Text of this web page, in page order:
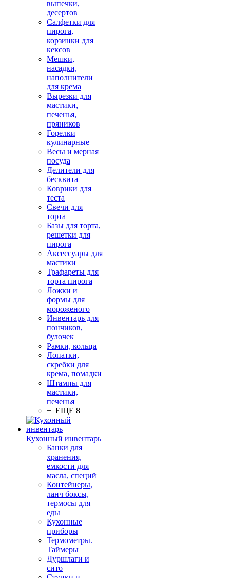
выпечки,
десертов
Салфетки для
пирога,
корзинки для
кексов
Мешки,
насадки,
наполнители
для крема
Вырезки для
мастики,
печенья,
пряников
Горелки
кулинарные
Весы и мерная
посуда
Делители для
бесквита
Коврики для
теста
Свечи для
торта
Базы для торта,
решетки для
пирога
Аксессуары для
мастики
Трафареты для
торта пирога
Ложки и
формы для
мороженого
Инвентарь для
пончиков,
булочек
Рамки, кольца
Лопатки,
скребки для
крема, помадки
Штампы для
мастики,
печенья
+ ЕЩЕ 8
Кухонный инвентарь
Банки для
хранения,
емкости для
масла, специй
Контейнеры,
ланч боксы,
термосы для
еды
Кухонные
приборы
Термометры.
Таймеры
Дуршлаги и
сито